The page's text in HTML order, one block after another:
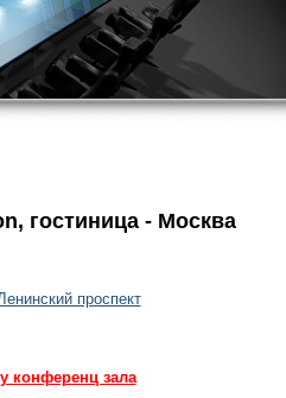
гостиница - Москва
проспект
конференц зала